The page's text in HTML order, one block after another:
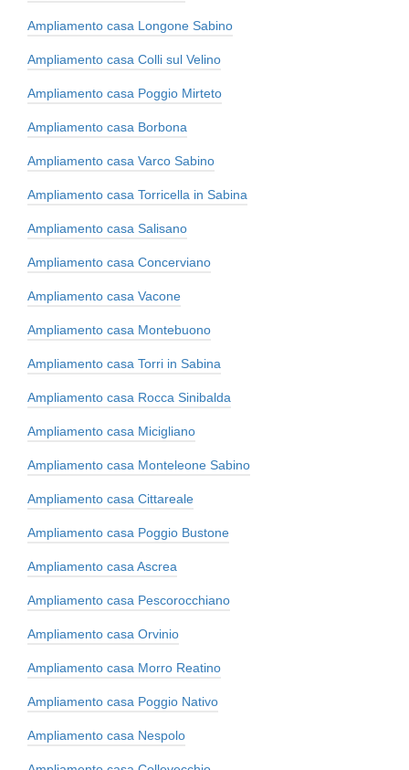
Ampliamento casa Longone Sabino
Ampliamento casa Colli sul Velino
Ampliamento casa Poggio Mirteto
Ampliamento casa Borbona
Ampliamento casa Varco Sabino
Ampliamento casa Torricella in Sabina
Ampliamento casa Salisano
Ampliamento casa Concerviano
Ampliamento casa Vacone
Ampliamento casa Montebuono
Ampliamento casa Torri in Sabina
Ampliamento casa Rocca Sinibalda
Ampliamento casa Micigliano
Ampliamento casa Monteleone Sabino
Ampliamento casa Cittareale
Ampliamento casa Poggio Bustone
Ampliamento casa Ascrea
Ampliamento casa Pescorocchiano
Ampliamento casa Orvinio
Ampliamento casa Morro Reatino
Ampliamento casa Poggio Nativo
Ampliamento casa Nespolo